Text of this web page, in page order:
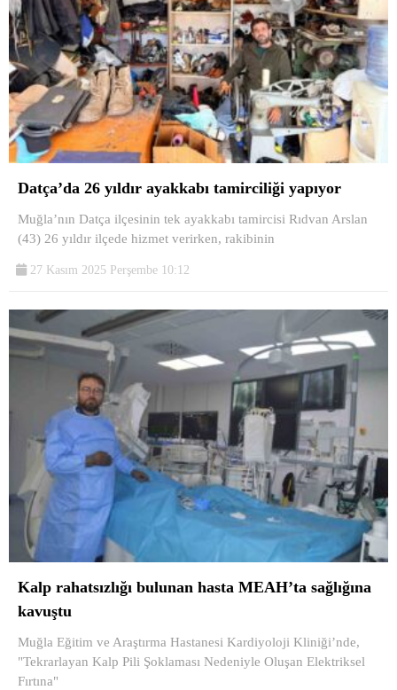
Datça’da 26 yıldır ayakkabı tamirciliği yapıyor
Muğla’nın Datça ilçesinin tek ayakkabı tamircisi Rıdvan Arslan
(43) 26 yıldır ilçede hizmet verirken, rakibinin
27 Kasım 2025 Perşembe 10:12
Kalp rahatsızlığı bulunan hasta MEAH’ta sağlığına
kavuştu
Muğla Eğitim ve Araştırma Hastanesi Kardiyoloji Kliniği’nde,
"Tekrarlayan Kalp Pili Şoklaması Nedeniyle Oluşan Elektriksel
Fırtına"